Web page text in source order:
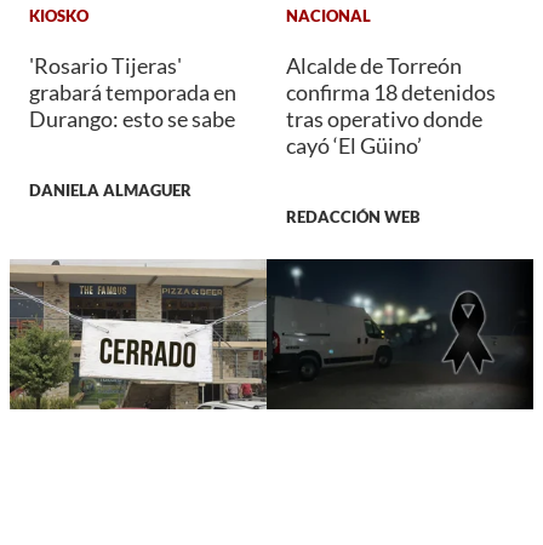
KIOSKO
'Rosario Tijeras'
grabará temporada en
Durango: esto se sabe
DANIELA ALMAGUER
NACIONAL
Alcalde de Torreón
confirma 18 detenidos
tras operativo donde
cayó ‘El Güino’
REDACCIÓN WEB